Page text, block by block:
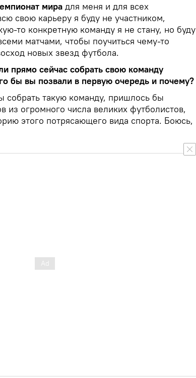
мира для меня и для всех
свою карьеру я буду не участником,
то конкретную команду я не стану, но буду
матчами, чтобы поучиться чему-то
новых звезд футбола.
прямо сейчас собрать свою команду
бы вы позвали в первую очередь и почему?
такую команду, пришлось бы
из огромного числа великих футболистов,
этого потрясающего вида спорта. Боюсь,